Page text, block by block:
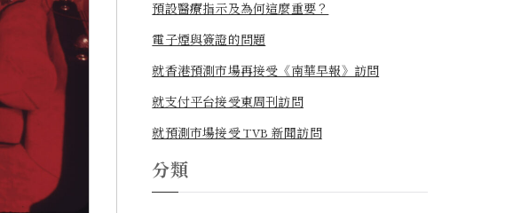
預設醫療指示及為何這麼重要？
電子煙與簽證的問題
就香港預測市場再接受《南華早報》訪問
就支付平台接受東周刊訪問
就預測市場接受 TVB 新聞訪問
分類